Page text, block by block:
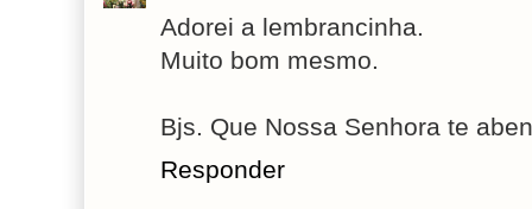
Adorei a lembrancinha.
Muito bom mesmo.
Bjs. Que Nossa Senhora te
Responder